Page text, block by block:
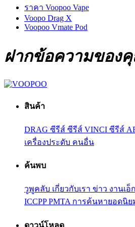
ราคา Voopoo Vape
Voopo Drag X
Voopoo Vmate Pod
ฝากข้อความของ
สินค้า
DRAG ซีรีส์ ซีรีส์ VINCI ซีรีส์
เครื่องประดับ คนอื่น
ค้นพบ
วูพูคลับ เกี่ยวกับเรา ข่าว งานเอ็
ICCPPPMTA การค้นหายอดนิย
ดาวน์โหลด